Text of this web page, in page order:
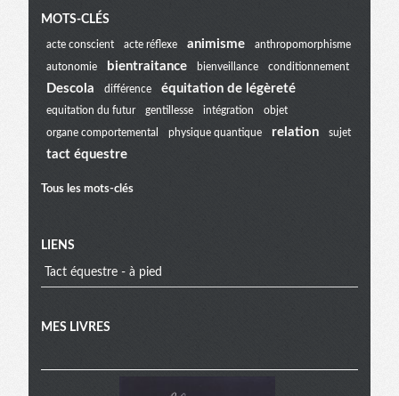
Menu
extra
MOTS-CLÉS
acte conscient acte réflexe animisme anthropomorphisme
autonomie bientraitance bienveillance conditionnement
Descola différence équitation de légèreté
equitation du futur gentillesse intégration objet
organe comportemental physique quantique relation sujet
tact équestre
Tous les mots-clés
LIENS
Tact équestre - à pied
MES LIVRES